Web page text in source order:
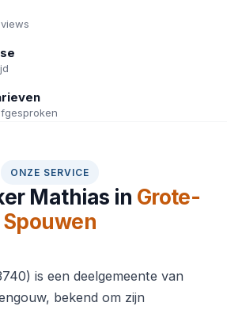
ONZE SERVICE
Mathias in Grote-
Spouwen
is een deelgemeente van
bekend om zijn